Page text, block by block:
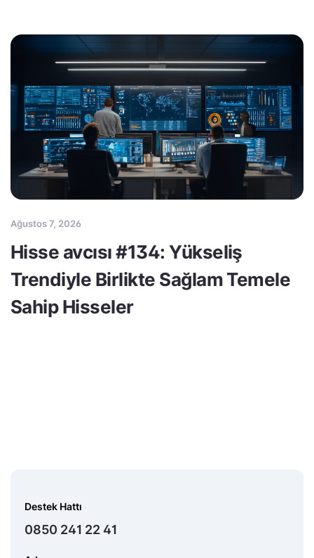
Ağustos 7, 2026
Hisse avcısı #134: Yükseliş
Trendiyle Birlikte Sağlam Temele
Sahip Hisseler
Destek Hattı
0850 241 22 41